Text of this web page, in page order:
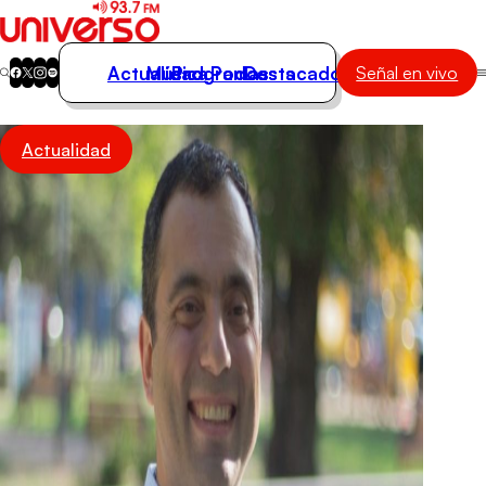
Actualidad
Música
Programas
Podcasts
Destacados
Actualidad
Música
Programas
Podcasts
Destacados Señal en vivo
Actualidad